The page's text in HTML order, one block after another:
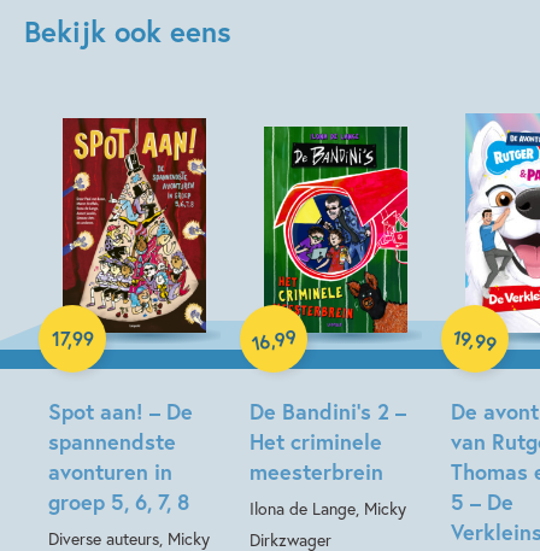
Bekijk ook eens
Spot aan! – De
spannendste
avonturen in
groep 5, 6, 7, 8
Diverse auteurs, Micky
17,99
Hardcover
De Bandini’s 2 –
Het criminele
meesterbrein
Ilona de Lange, Micky
Dirkzwager
16,99
Hardcover
De
van
Thomas
5 – De
19,99
Hardcover